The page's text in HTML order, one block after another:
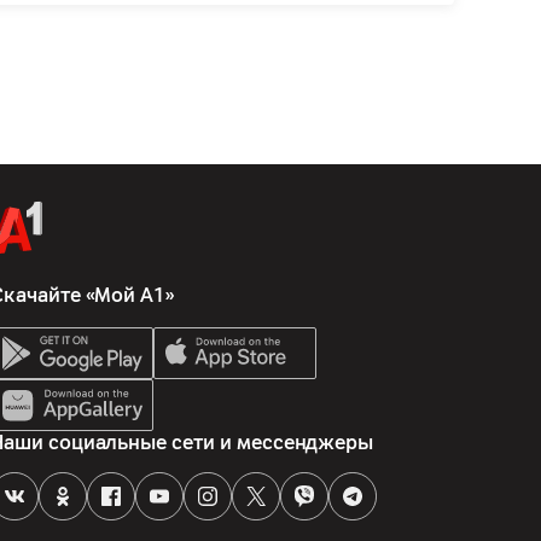
«Мой А1»
социальные сети и мессенджеры